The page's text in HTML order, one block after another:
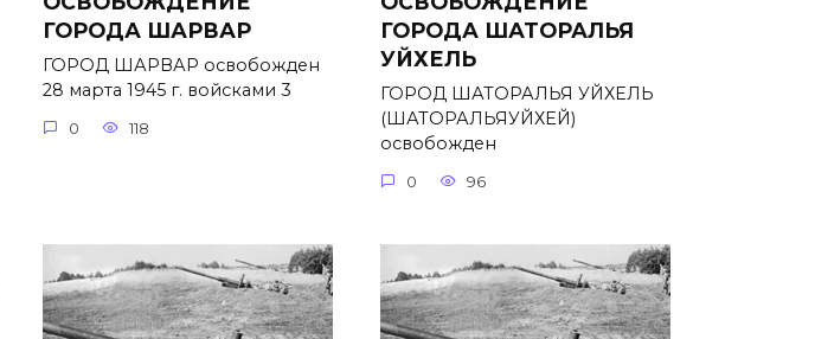
ГОРОДА ШАРВАР
ГОРОД ШАРВАР освобожден
28 марта 1945 г. войсками 3
0 118
ГОРОДА ШАТОРАЛЬЯ
УЙХЕЛЬ
ГОРОД ШАТОРАЛЬЯ УЙХЕЛЬ
(ШАТОРАЛЬЯУЙХЕЙ)
освобожден
0 96